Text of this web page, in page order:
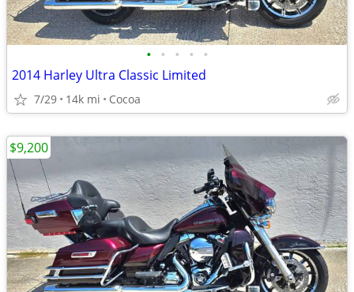
• • • • •
2014 Harley Ultra Classic Limited
7/29 14k mi Cocoa
$9,200